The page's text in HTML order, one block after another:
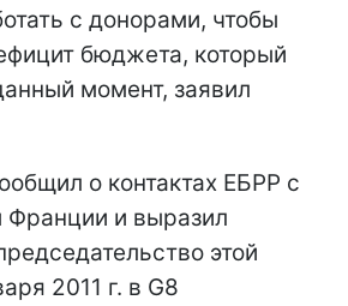
с донорами, чтобы
бюджета, который
момент, заявил
о контактах ЕБРР с
Франции и выразил
этой
2011 г. в G8